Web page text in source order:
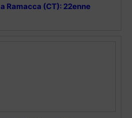
Ramacca (CT): 22enne